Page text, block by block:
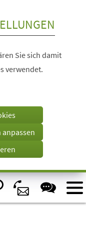
Sie sich damit
verwendet.